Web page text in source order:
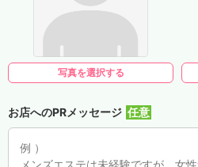
写真を選択する
お店へのPRメッセージ